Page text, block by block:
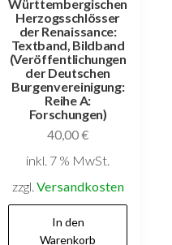
Württembergischen
Herzogsschlösser
der Renaissance:
Textband, Bildband
(Veröffentlichungen
der Deutschen
Burgenvereinigung:
Reihe A:
Forschungen)
40,00€
inkl. 7 % MwSt.
zzgl. Versandkosten
In den
Warenkorb